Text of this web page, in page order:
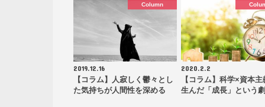
Column
2019.12.16
【コラム】人寂しく鬱々とし
た気持ちが人間性を深める
2020.2.2
【コラム】科学×資本主
生んだ「成長」という